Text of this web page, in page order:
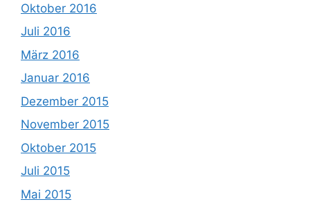
Oktober 2016
Juli 2016
März 2016
Januar 2016
Dezember 2015
November 2015
Oktober 2015
Juli 2015
Mai 2015